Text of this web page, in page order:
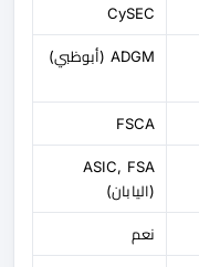
CySEC
ADGM (أبوظبي)
FSCA
ASIC, FSA
(اليابان)
نعم